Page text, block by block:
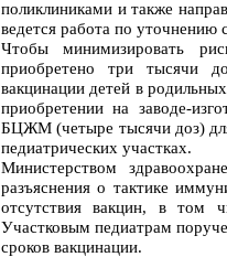
поликлиниками и также
ведется работа по уточнению
Чтобы минимизировать
приобретено три тысячи
вакцинации детей в
приобретении на заводе-
БЦЖМ (четыре тысячи доз)
педиатрических участках.
Министерством
разъяснения о тактике
отсутствия вакцин, в том
Участковым педиатрам
сроков вакцинации.